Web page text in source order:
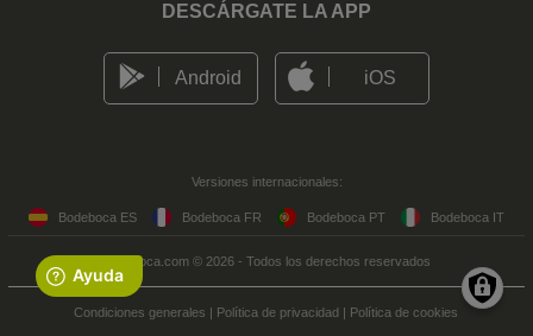
DESCÁRGATE LA APP
Android iOS
Versiones internacionales:
Bodeboca ES Bodeboca FR Bodeboca PT Bodeboca IT
Bodeboca.com © 2026 - Todos los derechos reservados
Condiciones generales | Política de privacidad | Política de cookies